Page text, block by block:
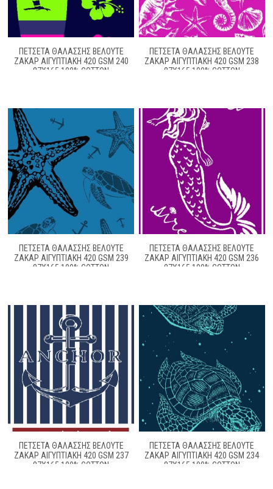
ΠΕΤΣΈΤΑ ΘΑΛΆΣΣΗΣ ΒΕΛΟΥΤΈ
ΖΑΚΆΡ ΑΙΓΥΠΤΙΑΚΉ 420 GSM 240
87X165 100% COTTON
ΠΕΤΣΈΤΑ ΘΑΛΆΣΣΗΣ ΒΕΛΟΥΤΈ
ΖΑΚΆΡ ΑΙΓΥΠΤΙΑΚΉ 420 GSM 238
87X165 100% COTTON
ΠΕΤΣΈΤΑ ΘΑΛΆΣΣΗΣ ΒΕΛΟΥΤΈ
ΖΑΚΆΡ ΑΙΓΥΠΤΙΑΚΉ 420 GSM 239
87X165 100% COTTON
ΠΕΤΣΈΤΑ ΘΑΛΆΣΣΗΣ ΒΕΛΟΥΤΈ
ΖΑΚΆΡ ΑΙΓΥΠΤΙΑΚΉ 420 GSM 236
87X165 100% COTTON
ΠΕΤΣΈΤΑ ΘΑΛΆΣΣΗΣ ΒΕΛΟΥΤΈ
ΖΑΚΆΡ ΑΙΓΥΠΤΙΑΚΉ 420 GSM 237
87X165 100% COTTON
ΠΕΤΣΈΤΑ ΘΑΛΆΣΣΗΣ ΒΕΛΟΥΤΈ
ΖΑΚΆΡ ΑΙΓΥΠΤΙΑΚΉ 420 GSM 234
87X165 100% COTTON